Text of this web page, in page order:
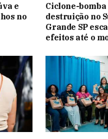
e
no
Ciclone-
destruição no
Grande SP
efeitos até o